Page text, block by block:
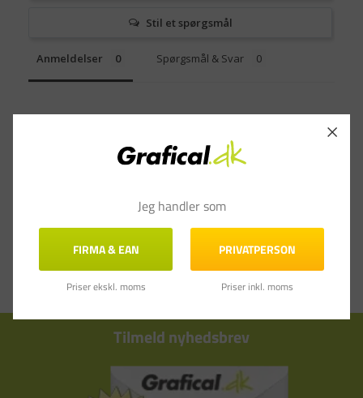
Stil et spørgsmål
Anmeldelser Spørgsmål & Svar
Tilmeld nyhedsbrev
Jeg handler som
FIRMA & EAN
Priser ekskl. moms
PRIVATPERSON
Priser inkl. moms